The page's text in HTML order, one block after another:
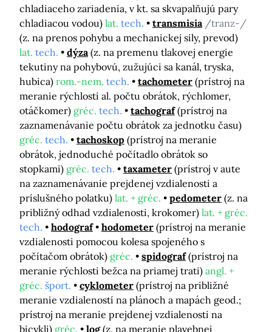
chladiaceho zariadenia, v kt. sa skvapalňujú pary
chladiacou vodou) lat. tech. transmisia /tranz-/
(z. na prenos pohybu a mechanickej sily, prevod)
lat. tech. dýza (z. na premenu tlakovej energie
tekutiny na pohybovú, zužujúci sa kanál, tryska,
hubica) rom.-nem. tech. tachometer (prístroj na
meranie rýchlosti al. počtu obrátok, rýchlomer,
otáčkomer) gréc. tech. tachograf (prístroj na
zaznamenávanie počtu obrátok za jednotku času)
gréc. tech. tachoskop (prístroj na meranie
obrátok, jednoduché počítadlo obrátok so
stopkami) gréc. tech. taxameter (prístroj v aute
na zaznamenávanie prejdenej vzdialenosti a
príslušného polatku) lat. + gréc. pedometer (z. na
približný odhad vzdialenosti, krokomer) lat. + gréc.
tech.
hodograf hodometer (prístroj na meranie
vzdialenosti pomocou kolesa spojeného s
počítačom obrátok) gréc. spidograf (prístroj na
meranie rýchlosti bežca na priamej trati) angl. +
gréc. šport. cyklometer (prístroj na približné
meranie vzdialeností na plánoch a mapách geod.;
prístroj na meranie prejdenej vzdialenosti na
bicykli) gréc. log (z. na meranie plavebnej